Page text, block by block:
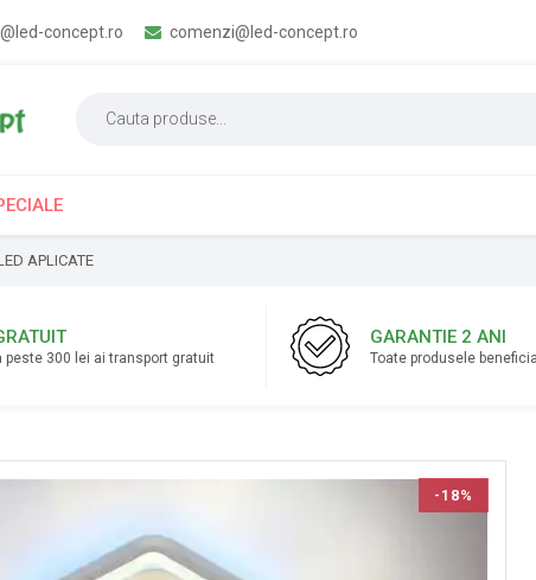
concept.ro comenzi@led-concept.ro
APLICATE
peste 300 lei ai transport gratuit
GARANTIE 2 ANI
Toate produsele
-18%